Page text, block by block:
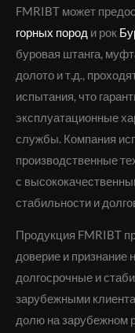
FMRIBT может
горных пород и рок
буровая штанга,
долото и т.д.,
испытания, что
эксплуатационные
службы. Компания
производственные
с
стабильности и
Продукция FMRIBT
доверие и признание
долгосрочные и
зарубежными
долю на зарубежном